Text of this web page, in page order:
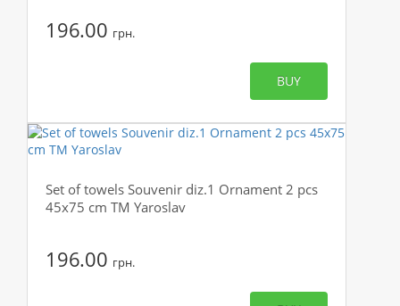
196.00 грн.
BUY
Set of towels Souvenir diz.1 Ornament 2 pcs
45x75 cm TM Yaroslav
196.00 грн.